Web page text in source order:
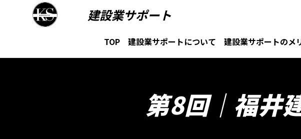
建設業サポート
TOP 建設業サポートについて 建設業サポートのメ
第8回｜福井